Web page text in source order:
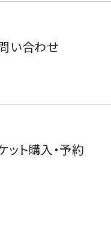
い合わせ
ット購入・予約